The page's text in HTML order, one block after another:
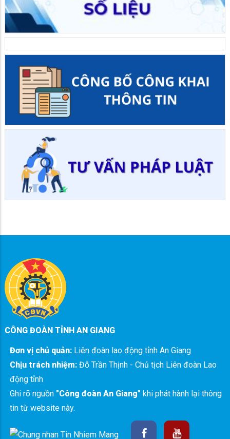
CÔNG ĐOÀN TỈNH AN GIANG
Đơn vị chủ quản: Liên đoàn lao động tỉnh An Giang
Chịu trách nhiệm: Đỗ Trần Thịnh - Chủ tịch Liên đoàn Lao
động tỉnh
Ghi rõ nguồn "Công đoàn An Giang" khi phát hành lại thông
tin từ website này.